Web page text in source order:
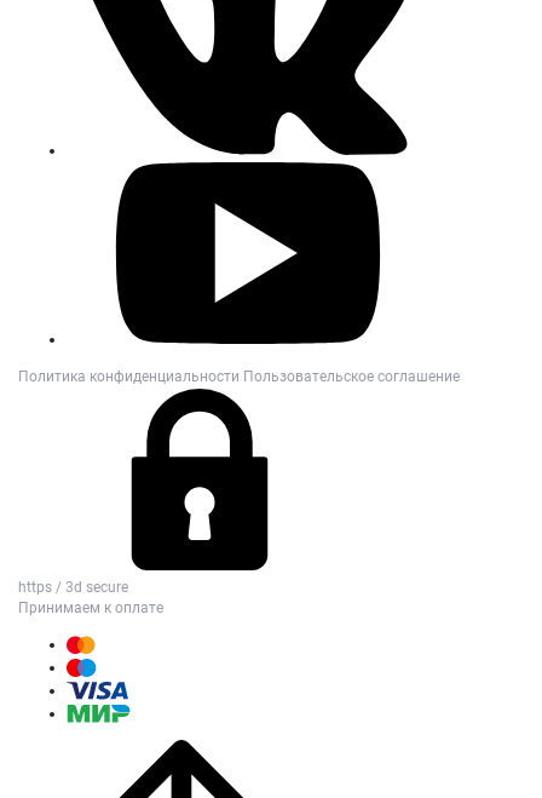
Политика конфиденциальности Пользовательское соглашение
https / 3d secure
Принимаем к оплате